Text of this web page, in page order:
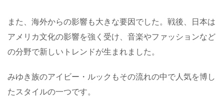
また、海外からの影響も大きな要因でした。戦後、日本は
アメリカ文化の影響を強く受け、音楽やファッションなど
の分野で新しいトレンドが生まれました。
みゆき族のアイビー・ルックもその流れの中で人気を博し
たスタイルの一つです。